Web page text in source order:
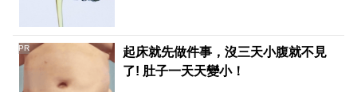
起床就先做件事，沒三天小腹就不見
了! 肚子一天天變小！
PR